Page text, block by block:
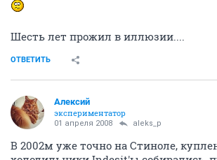
Шесть лет прожил в иллюзии....
ОТВЕТИТЬ
Алексий
экспериментатор
01 апреля 2008 aleks_p
В 2002м уже точно на Стиноле,